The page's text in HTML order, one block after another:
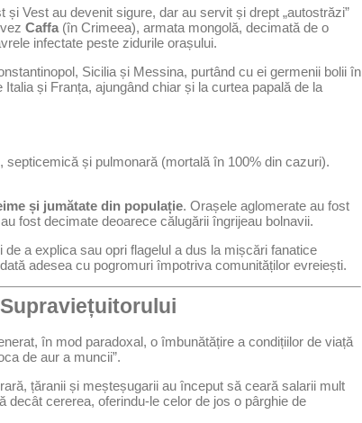
și Vest au devenit sigure, dar au servit și drept „autostrăzi”
Caffa (în Crimeea), armata mongolă, decimată de o
infectate peste zidurile orașului.
Sicilia și Messina, purtând cu ei germenii bolii în
și Franța, ajungând chiar și la curtea papală de la
și pulmonară (mortală în 100% din cazuri).
și jumătate din populație. Orașele aglomerate au fost
fost decimate deoarece călugării îngrijeau bolnavii.
a explica sau opri flagelul a dus la mișcări fanatice
adesea cu pogromuri împotriva comunităților evreiești.
în mod paradoxal, o îmbunătățire a condițiilor de viață
de aur a muncii”.
țăranii și meșteșugarii au început să ceară salarii mult
cererea, oferindu-le celor de jos o pârghie de